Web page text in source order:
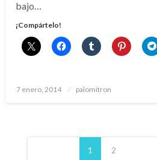
bajo…
¡Compártelo!
Publicado
7 enero, 2014 palomitron
Paginación
1 2